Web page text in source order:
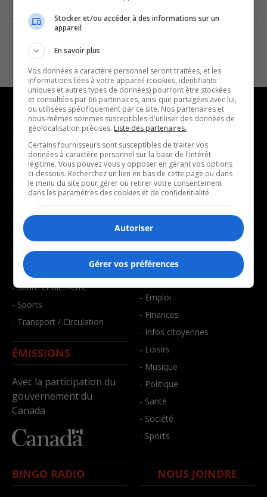
NOUVELLES
- Affaires municipales
- Communauté / Social
- Culture
- Économie
- Éducation
- Environnement
- Faits divers
- Santé et bien-être
- Sports
- Transport / Circulation
ÉMISSIONS
Avec la participation du
gouvernement du
Canada
MUSIQUE
- Décompte franco
- Joué récemment
BALADOS
- Art de vivre
- Bien-être
- Emploi
- Finances
- Infos citoyennes
- Loisirs
- Musique
- Politique
- Santé
- Société
- Sports
BINGO RADIO NOUS JOINDRE
Stocker et/ou accéder à des informations sur un
appareil
En savoir plus
Vos données à caractère personnel seront traitées, et les
informations liées à votre appareil (cookies, identifiants
uniques et autres types de données) pourront être stockées
et consultées par 66 partenaires, ainsi que partagées avec lui,
ou utilisées spécifiquement par ce site. Nos partenaires et
nous-mêmes sommes susceptibles d'utiliser des données de
géolocalisation précises. Liste des partenaires.
Certains fournisseurs sont susceptibles de traiter vos
données à caractère personnel sur la base de l'intérêt
légitime. Vous pouvez vous y opposer en gérant vos options
ci-dessous. Recherchez un lien en bas de cette page ou dans
le menu du site pour gérer ou retirer votre consentement
dans les paramètres des cookies et de confidentialité.
Autoriser
Gérer vos préférences